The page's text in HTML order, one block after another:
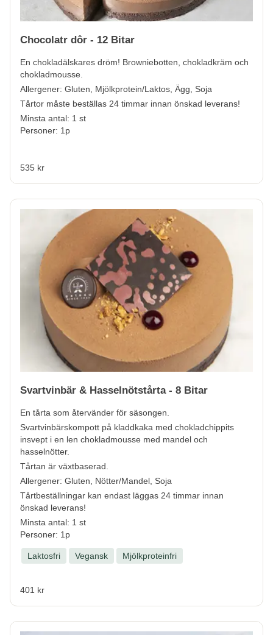
Chocolatr dôr - 12 Bitar
En chokladälskares dröm! Browniebotten, chokladkräm och
chokladmousse.
Allergener: Gluten, Mjölkprotein/Laktos, Ägg, Soja
Tårtor måste beställas 24 timmar innan önskad leverans!
Minsta antal: 1 st
Personer: 1p
535 kr
Svartvinbär & Hasselnötstårta - 8 Bitar
En tårta som återvänder för säsongen.
Svartvinbärskompott på kladdkaka med chokladchippits
insvept i en len chokladmousse med mandel och
hasselnötter.
Tårtan är växtbaserad.
Allergener: Gluten, Nötter/Mandel, Soja
Tårtbeställningar kan endast läggas 24 timmar innan
önskad leverans!
Minsta antal: 1 st
Personer: 1p
Laktosfri Vegansk Mjölkproteinfri
401 kr